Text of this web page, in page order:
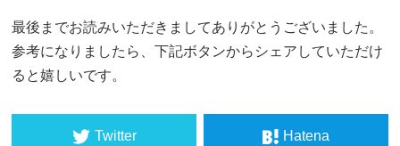
最後までお読みいただきましてありがとうございました。
参考になりましたら、下記ボタンからシェアしていただけ
ると嬉しいです。
Twitter Hatena